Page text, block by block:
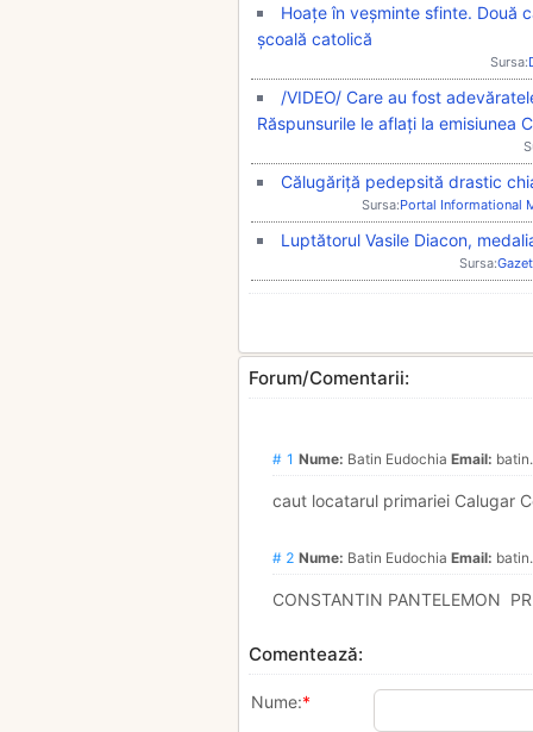
Hoațe în veșminte sfinte. Două
școală catolică
Sursa:
/VIDEO/ Care au fost
Răspunsurile le aflați la emisiunea
Călugăriță pedepsită drastic
Sursa:Portal Informational
Luptătorul Vasile Diacon,
Sursa:
Forum/Comentarii:
# 1 Nume: Batin Eudochia Email:
caut locatarul primariei Calugar
# 2 Nume: Batin Eudochia Email:
CONSTANTIN PANTELEMON
Comentează:
Nume:*